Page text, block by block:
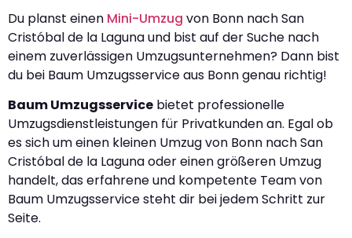
Du planst einen Mini-Umzug von Bonn nach San
Cristóbal de la Laguna und bist auf der Suche nach
einem zuverlässigen Umzugsunternehmen? Dann bist
du bei Baum Umzugsservice aus Bonn genau richtig!
Baum Umzugsservice bietet professionelle
Umzugsdienstleistungen für Privatkunden an. Egal ob
es sich um einen kleinen Umzug von Bonn nach San
Cristóbal de la Laguna oder einen größeren Umzug
handelt, das erfahrene und kompetente Team von
Baum Umzugsservice steht dir bei jedem Schritt zur
Seite.